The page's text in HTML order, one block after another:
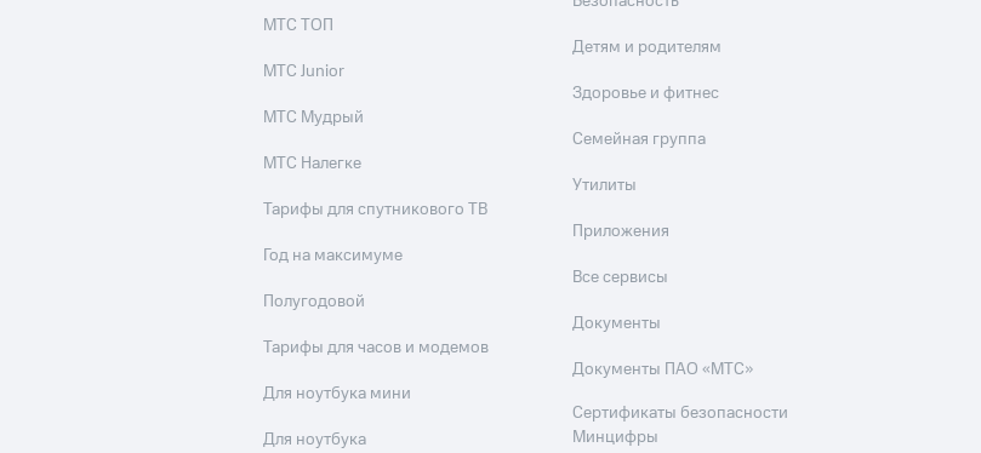
МТС ТОП
МТС Junior
МТС Мудрый
МТС Налегке
Тарифы для спутникового ТВ
Год на максимуме
Полугодовой
Тарифы для часов и модемов
Для ноутбука мини
Для ноутбука
Детям и родителям
Здоровье и фитнес
Семейная группа
Утилиты
Приложения
Все сервисы
Документы
Документы ПАО «МТС»
Сертификаты безопасности
Минцифры